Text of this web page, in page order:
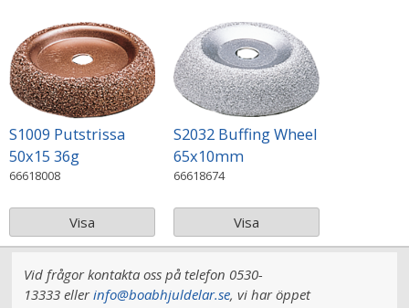
S1009 Putstrissa
50x15 36g
66618008
Visa
S2032 Buffing Wheel
65x10mm
66618674
Visa
Vid frågor kontakta oss på telefon 0530-
13333 ellerinfo@boabhjuldelar.se, vi haröppet